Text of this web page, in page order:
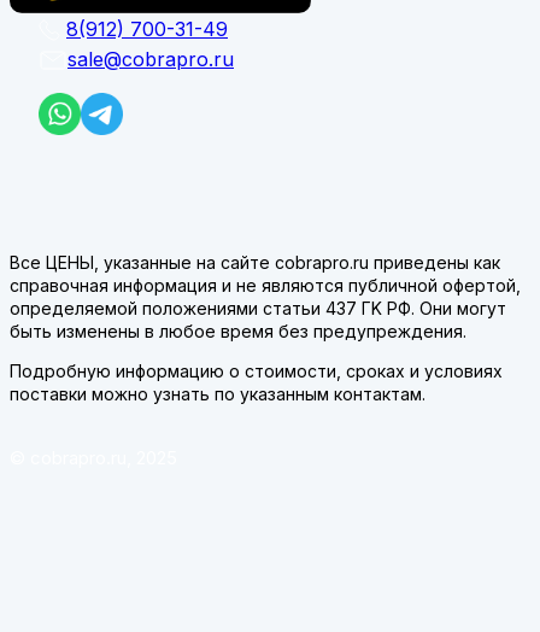
8(912) 700-31-49
sale@cobrapro.ru
Все ЦЕНЫ, указанные на сайте cobrapro.ru приведены как
справочная информация и не являются публичной офертой,
определяемой положениями статьи 437 ГK РФ. Они могут
быть изменены в любое время без предупреждения.
Подробную информацию о стоимости, сроках и условиях
поставки можно узнать по указанным контактам.